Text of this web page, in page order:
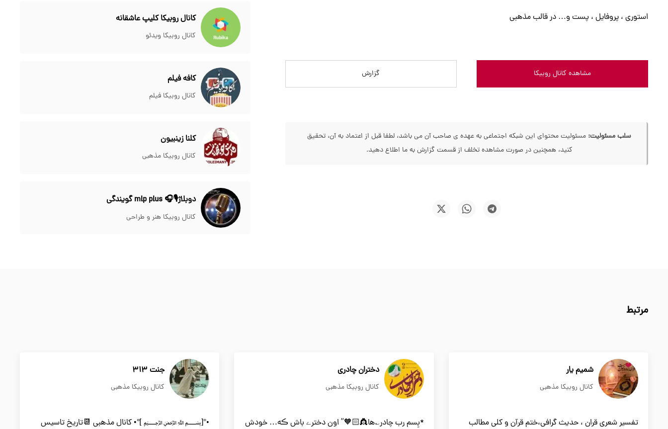
استوری ، پروفایل ، پست و… در قالب مذهبی
مشاهده کانال روبیکا گزارش
سلب مسئولیت: مسئولیت محتوای این شبکه اجتماعی به عهده ی صاحب آن می باشد، لطفا قبل از اعتماد به آن، تحقیق
کنید، همچنین در صورت مشاهده تخلف از قسمت گزارش به ما اطلاع دهید.
کانال روبیکا کلیپ عاشقانه
کانال روبیکا ویدئو
کافه فیلم
کانال روبیکا فیلم
کلنا زینبیون
کانال روبیکا مذهبی
دوبلاژ🎙🎧 mlp plus گویندگی
کانال روبیکا هنر و طراحی
مرتبط
شمیم یار
کانال روبیکا مذهبی
تفسیر شعری قران ، حدیث گرافی،ختم قرآن و کلی مطالب
دختران چادری
کانال روبیکا مذهبی
*بِسم رب چادر؎ها👸🏻🧡” اون دخترے باش ڪه… خودش
جنت 313
کانال روبیکا مذهبی
•°[﷽ ]°• کانال مذهبی 📆تاریخ تاسیس